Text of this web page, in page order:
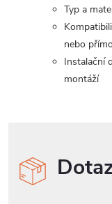
Typ a
nebo
Instalační
montáží